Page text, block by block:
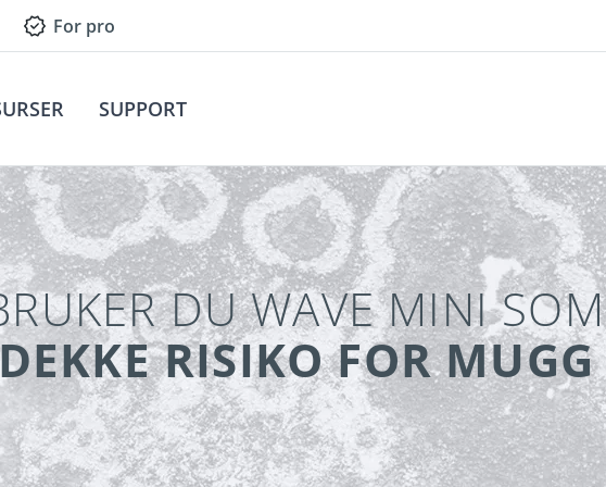
For pro
SUPPORT
DU WAVE MINI SOM
RISIKO FOR MUGG